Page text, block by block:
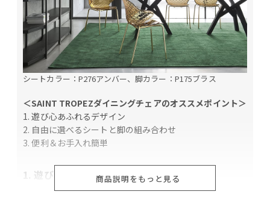
シートカラー：P276アンバー、脚カラー：P175ブラス
＜SAINT TROPEZダイニングチェアのオススメポイント＞
1. 遊び心あふれるデザイン
2. 自由に選べるシートと脚の組み合わせ
3. 便利＆お手入れ簡単
1. 遊び心あふれるデザイン
商品説明をもっと見る